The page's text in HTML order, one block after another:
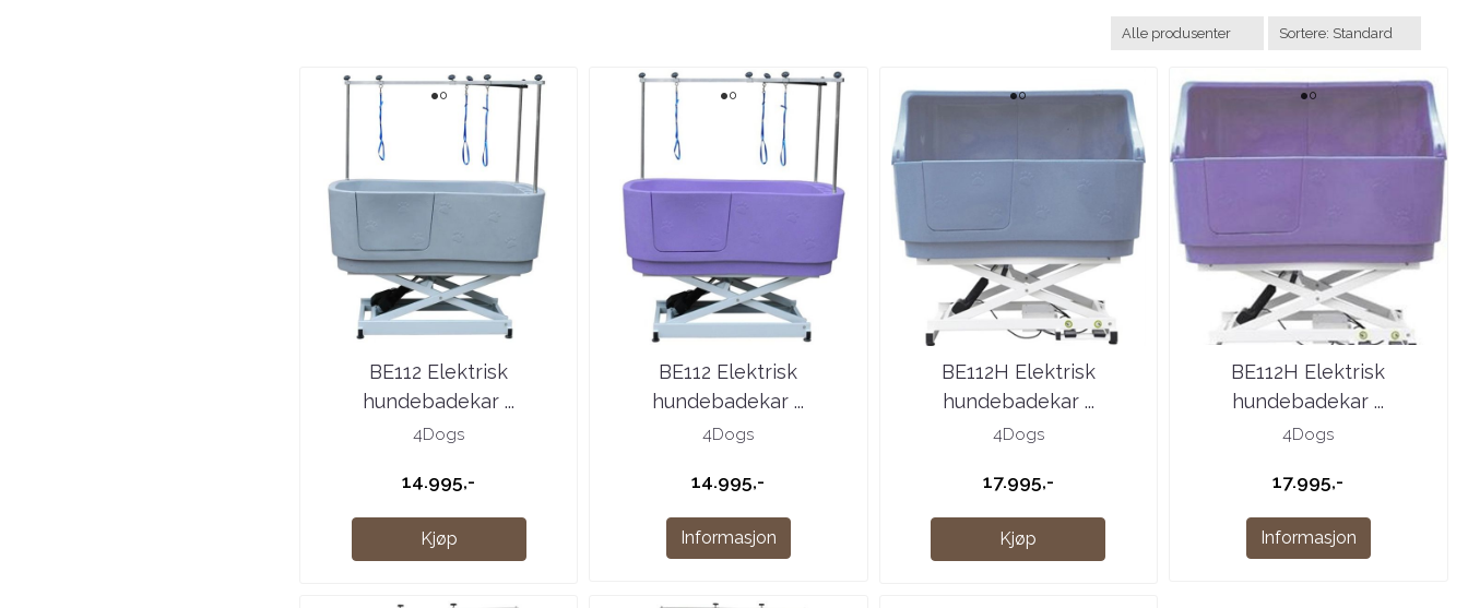
BE112 Elektrisk
hundebadekar ...
4Dogs
14.995,-
Kjøp
BE112 Elektrisk
hundebadekar ...
4Dogs
14.995,-
Informasjon
BE112H Elektrisk
hundebadekar ...
4Dogs
17.995,-
Kjøp
BE112H Elektrisk
hundebadekar ...
4Dogs
17.995,-
Informasjon